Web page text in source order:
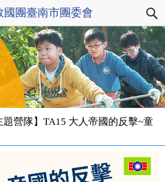
國團臺南市團委會
營隊】TA15 大人帝國的反擊~童